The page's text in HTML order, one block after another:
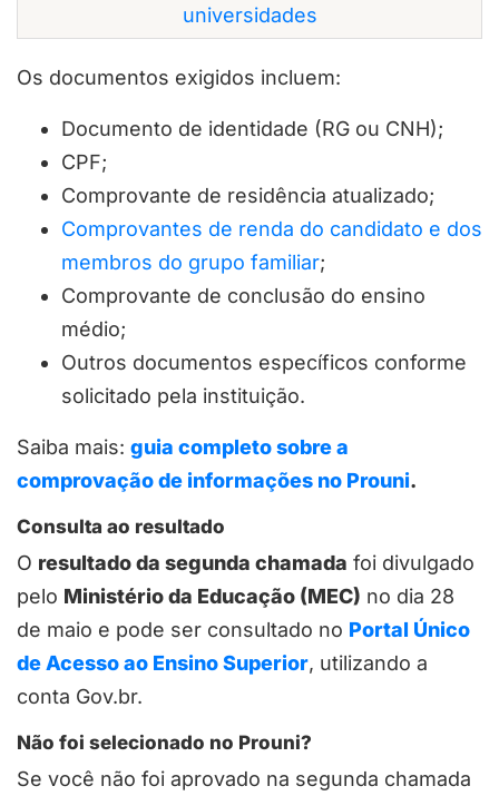
universidades
Os documentos exigidos incluem:
Documento de identidade (RG ou CNH);
CPF;
Comprovante de residência atualizado;
Comprovantes de renda do candidato e dos
membros do grupo familiar;
Comprovante de conclusão do ensino
médio;
Outros documentos específicos conforme
solicitado pela instituição.
Saiba mais: guia completo sobre a
comprovação de informações no Prouni.
Consulta ao resultado
O resultado da segunda chamada foi divulgado
pelo Ministério da Educação (MEC) no dia 28
de maio e pode ser consultado no Portal Único
de Acesso ao Ensino Superior, utilizando a
conta Gov.br.
Não foi selecionado no Prouni?
Se você não foi aprovado na segunda chamada